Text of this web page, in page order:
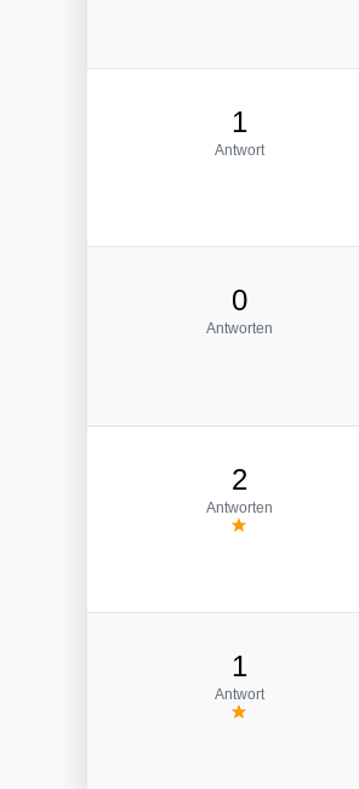
1
Antwort
0
Antworten
2
Antworten
1
Antwort